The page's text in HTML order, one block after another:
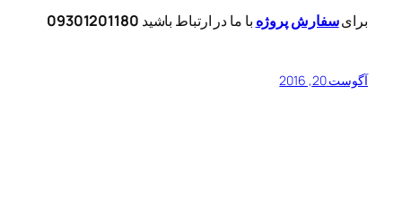
برایسفارش پروژه با ما در ارتباط باشید 09301201180
آگوست 20, 2016